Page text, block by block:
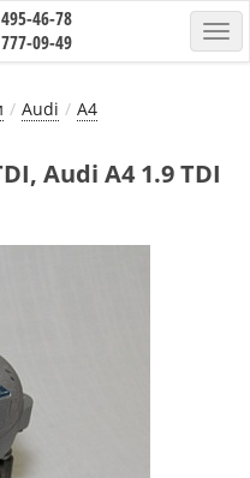
46-78
09-49
Audi
A4
Audi A4 1.9 TDI